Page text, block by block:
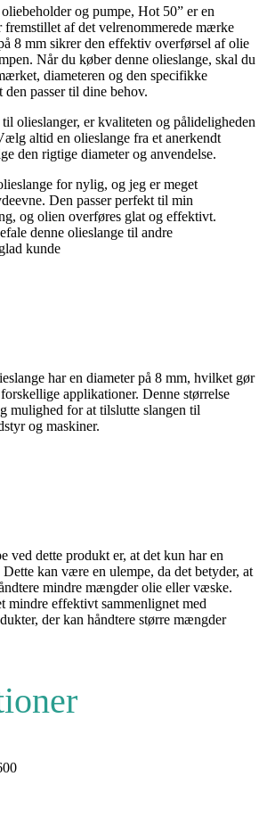
og pumpe, Hot 50” er en
fremstillet af det velrenommerede mærke
8 mm sikrer den effektiv overførsel af olie
Når du køber denne olieslange, skal du
diameteren og den specifikke
passer til dine behov.
olieslanger, er kvaliteten og pålideligheden
altid en olieslange fra et anerkendt
den rigtige diameter og anvendelse.
for nylig, og jeg er meget
Den passer perfekt til min
og olien overføres glat og effektivt.
denne olieslange til andre
kunde
har en diameter på 8 mm, hvilket gør
applikationer. Denne størrelse
mulighed for at tilslutte slangen til
og maskiner.
ved dette produkt er, at det kun har en
kan være en ulempe, da det betyder, at
mindre mængder olie eller væske.
mindre effektivt sammenlignet med
der kan håndtere større mængder